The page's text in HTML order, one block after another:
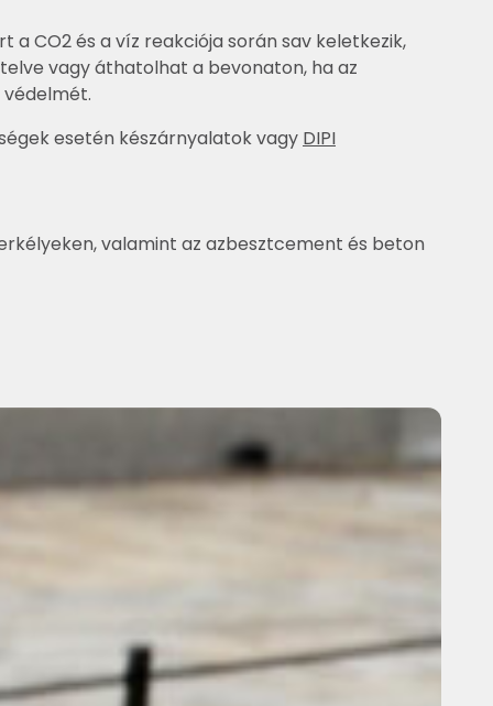
CO2 és a víz reakciója során sav keletkezik,
vagy áthatolhat a bevonaton, ha az
esetén készárnyalatok vagy DIPI
valamint az azbesztcement és beton